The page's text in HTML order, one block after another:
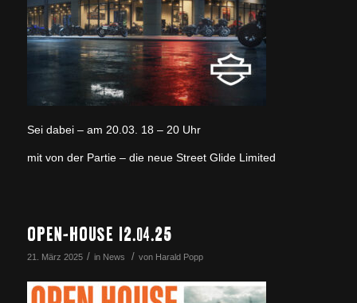
Sei dabei – am 20.03. 18 – 20 Uhr
mit von der Partie – die neue Street Glide Limited
OPEN-HOUSE 12.04.25
21. März 2025 / in News / von Harald Popp